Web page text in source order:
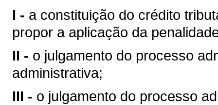
I - a constituição do crédito
propor a aplicação da
II - o julgamento do processo
administrativa;
III - o julgamento do processo